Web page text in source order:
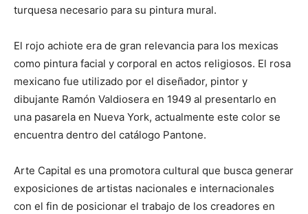
turquesa necesario para su pintura mural.
El rojo achiote era de gran relevancia para los mexicas
como pintura facial y corporal en actos religiosos. El rosa
mexicano fue utilizado por el diseñador, pintor y
dibujante Ramón Valdiosera en 1949 al presentarlo en
una pasarela en Nueva York, actualmente este color se
encuentra dentro del catálogo Pantone.
Arte Capital es una promotora cultural que busca generar
exposiciones de artistas nacionales e internacionales
con el fin de posicionar el trabajo de los creadores en